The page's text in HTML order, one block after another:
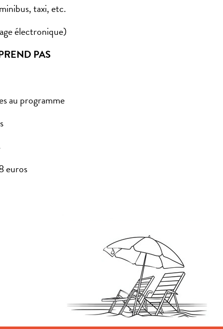
taxi, etc.
électronique)
PAS
au programme
euros